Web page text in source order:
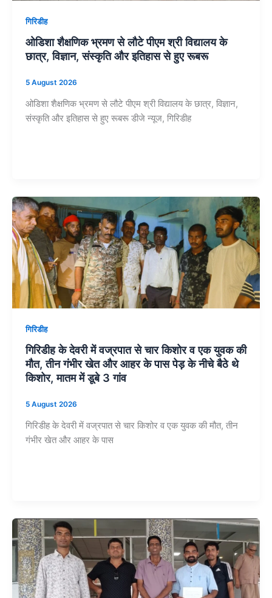
गिरिडीह
ओडिशा शैक्षणिक भ्रमण से लौटे पीएम श्री विद्यालय के
छात्र, विज्ञान, संस्कृति और इतिहास से हुए रूबरू
5 August 2026
ओडिशा शैक्षणिक भ्रमण से लौटे पीएम श्री विद्यालय के छात्र, विज्ञान,
संस्कृति और इतिहास से हुए रूबरू डीजे न्यूज, गिरिडीह
गिरिडीह
गिरिडीह के देवरी में वज्रपात से चार किशोर व एक युवक की
मौत, तीन गंभीर खेत और आहर के पास पेड़ के नीचे बैठे थे
किशोर, मातम में डूबे 3 गांव
5 August 2026
गिरिडीह के देवरी में वज्रपात से चार किशोर व एक युवक की मौत, तीन
गंभीर खेत और आहर के पास